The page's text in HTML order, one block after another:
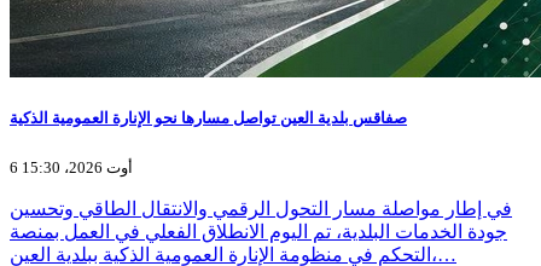
صفاقس بلدية العين تواصل مسارها نحو الإنارة العمومية الذكية
6 أوت 2026، 15:30
في إطار مواصلة مسار التحول الرقمي والانتقال الطاقي وتحسين
جودة الخدمات البلدية، تم اليوم الانطلاق الفعلي في العمل بمنصة
التحكم في منظومة الإنارة العمومية الذكية ببلدية العين،…